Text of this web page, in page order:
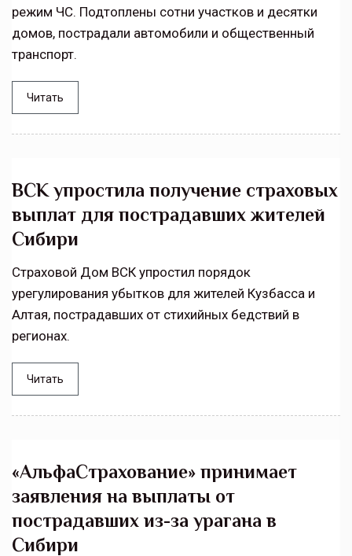
режим ЧС. Подтоплены сотни участков и десятки
домов, пострадали автомобили и общественный
транспорт.
Читать
ВСК упростила получение страховых
выплат для пострадавших жителей
Сибири
Страховой Дом ВСК упростил порядок
урегулирования убытков для жителей Кузбасса и
Алтая, пострадавших от стихийных бедствий в
регионах.
Читать
«АльфаСтрахование» принимает
заявления на выплаты от
пострадавших из-за урагана в
Сибири